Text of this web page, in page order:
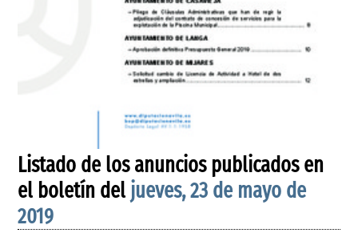
Listado de los anuncios publicados en
el boletín del jueves, 23 de mayo de
2019